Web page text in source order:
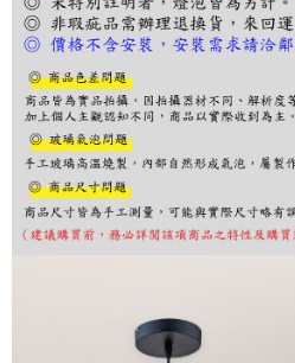
１．於結帳方式選擇「AFTEE先享後付」
結帳頁面，進行簡訊認證並確認金額後，
２．訂單成立數日內，您將收到繳費通知
３．收到繳費通知簡訊後14天內，點擊此
ATM／網路銀行／等多元方式進行付款，
※ 請注意：結帳手續完成當下不需立刻繳
購買商品的店家。未經商家同意取消之訂
後付繳納相關費用。
※ 交易是否成功請以「AFTEE先享後付 」
是否繳費成功／繳費後需取消欲退款等相
客戶支援中心」
https://
權轉讓予恩沛科技股份有限公司。
２．關於個人資料處理事宜，請瀏覽以下網